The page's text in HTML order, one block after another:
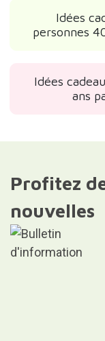
Idées
personnes
Idées
ans
Profitez
nouvelles